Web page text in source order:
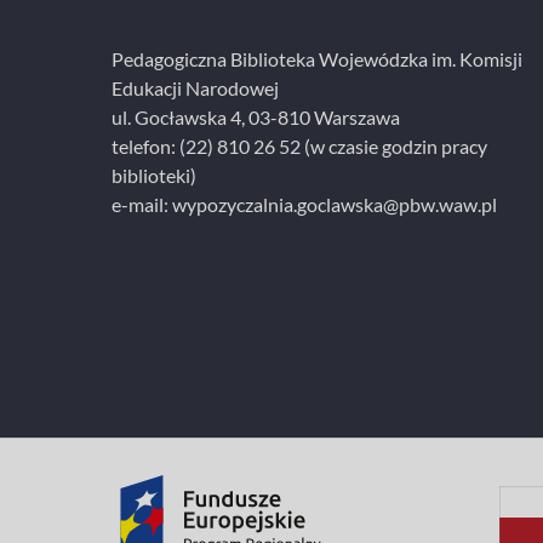
Pedagogiczna Biblioteka Wojewódzka im. Komisji
Edukacji Narodowej
ul. Gocławska 4, 03-810 Warszawa
telefon: (22) 810 26 52 (w czasie godzin pracy
biblioteki)
e-mail: wypozyczalnia.goclawska@pbw.waw.pl